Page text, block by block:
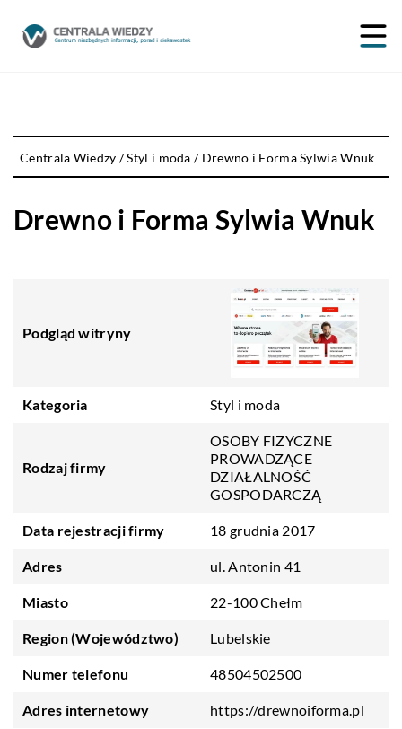
Centrala Wiedzy /Styl i moda / Drewno i Forma Sylwia Wnuk
Drewno i Forma Sylwia Wnuk
Podgląd witryny
Kategoria Styl i moda
Rodzaj firmy
OSOBY FIZYCZNE
PROWADZĄCE
DZIAŁALNOŚĆ
GOSPODARCZĄ
Data rejestracji firmy 18 grudnia 2017
Adres ul. Antonin 41
Miasto 22-100 Chełm
Region (Województwo) Lubelskie
Numer telefonu 48504502500
Adres internetowy https://drewnoiforma.pl